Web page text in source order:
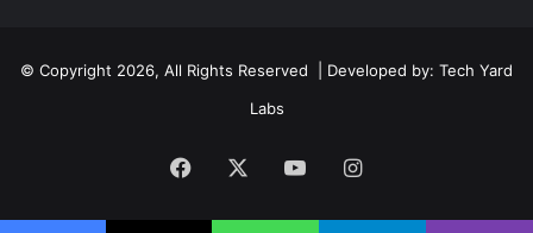
© Copyright 2026, All Rights Reserved | Developed by: Tech Yard
Labs
Facebook YouTubeInstagram